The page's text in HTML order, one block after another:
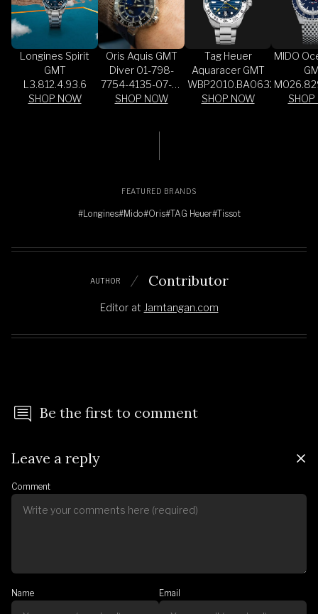
Longines Spirit
GMT
L3.812.4.93.6
SHOP NOW
Oris Aquis GMT
Diver 01-798-
7754-4135-07-4-
24-65EB
SHOP NOW
Tag Heuer
Aquaracer GMT
WBP2010.BA0632
SHOP NOW
MIDO
SHOP
FEATURED BRANDS
#Longines#Mido#Oris#TAG Heuer#Tissot
AUTHOR Contributor
Editor at Jamtangan.com
Be the first to comment
Leave a reply
Comment
Name Email